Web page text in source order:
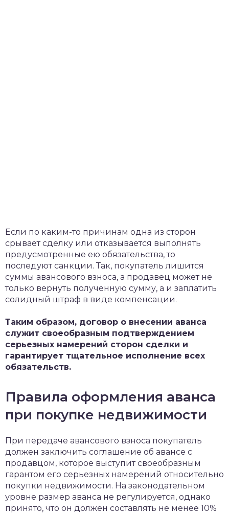
Если по каким-то причинам одна из сторон
срывает сделку или отказывается выполнять
предусмотренные ею обязательства, то
последуют санкции. Так, покупатель лишится
суммы авансового взноса, а продавец может не
только вернуть полученную сумму, а и заплатить
солидный штраф в виде компенсации.
Таким образом, договор о внесении аванса
служит своеобразным подтверждением
серьезных намерений сторон сделки и
гарантирует тщательное исполнение всех
обязательств.
Правила оформления аванса
при покупке недвижимости
При передаче авансового взноса покупатель
должен заключить соглашение об авансе с
продавцом, которое выступит своеобразным
гарантом его серьезных намерений относительно
покупки недвижимости. На законодательном
уровне размер аванса не регулируется, однако
принято, что он должен составлять не менее 10%